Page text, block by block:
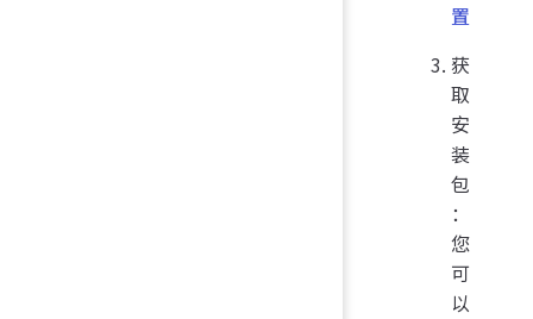
置
获
取
安
装
包
：
您
可
以